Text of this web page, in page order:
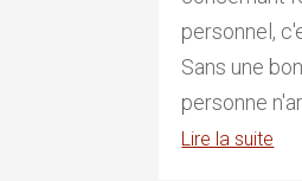
personnel,
Sans une
personne
Lire la suite